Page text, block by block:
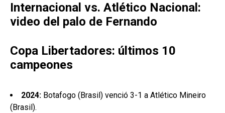
Internacional vs. Atlético Nacional:
video del palo de Fernando
Copa Libertadores: últimos 10
campeones
2024: Botafogo (Brasil) venció 3-1 a Atlético Mineiro
(Brasil).